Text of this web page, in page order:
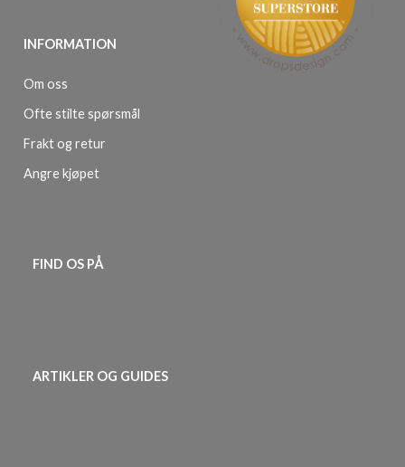
INFORMATION
Om oss
Ofte stilte spørsmål
Frakt og retur
Angre kjøpet
FIND OS PÅ
ARTIKLER OG GUIDES